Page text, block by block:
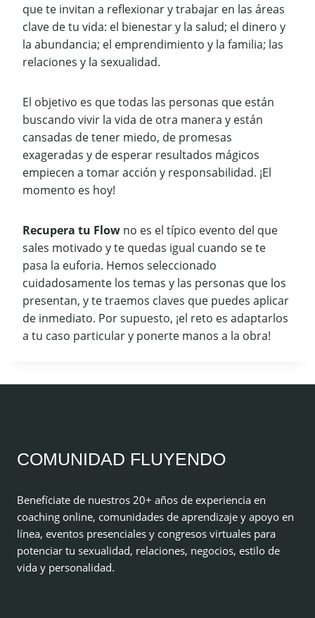
que te invitan a reflexionar y trabajar en las áreas
clave de tu vida: el bienestar y la salud; el dinero y
la abundancia; el emprendimiento y la familia; las
relaciones y la sexualidad.
El objetivo es que todas las personas que están
buscando vivir la vida de otra manera y están
cansadas de tener miedo, de promesas
exageradas y de esperar resultados mágicos
empiecen a tomar acción y responsabilidad. ¡El
momento es hoy!
Recupera tu Flow no es el típico evento del que
sales motivado y te quedas igual cuando se te
pasa la euforia. Hemos seleccionado
cuidadosamente los temas y las personas que los
presentan, y te traemos claves que puedes aplicar
de inmediato. Por supuesto, ¡el reto es adaptarlos
a tu caso particular y ponerte manos a la obra!
COMUNIDAD FLUYENDO
Benefíciate de nuestros 20+ años de experiencia en
coaching online, comunidades de aprendizaje y apoyo en
línea, eventos presenciales y congresos virtuales para
potenciar tu sexualidad, relaciones, negocios, estilo de
vida y personalidad.